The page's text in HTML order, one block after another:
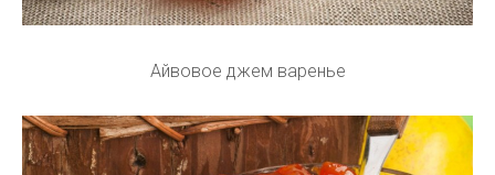
Айвовое джем варенье